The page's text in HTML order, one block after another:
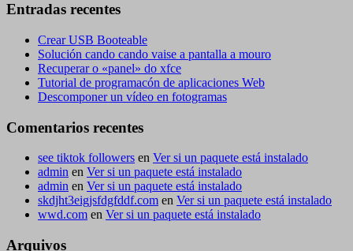
Entradas recentes
Crear USB Booteable
Solución cando cando vaise a pantalla a mouro
Recuperar o «panel» do xfce
Tutorial de programacón de aplicaciones Web
Descomponer un vídeo en fotogramas
Comentarios recentes
see tiktok followers en Ver si un paquete está instalado
admin en Ver si un paquete está instalado
admin en Ver si un paquete está instalado
skdjht3eigjsfdgfddf.com en Ver si un paquete está instalado
wwd.com en Ver si un paquete está instalado
Arquivos